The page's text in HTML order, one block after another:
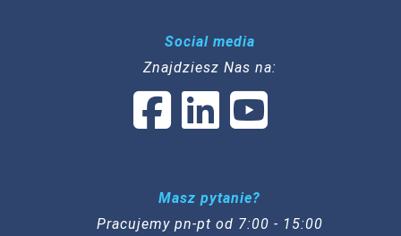
Social media
Znajdziesz Nas na:
Masz pytanie?
Pracujemy pn-pt od 7:00 - 15:00